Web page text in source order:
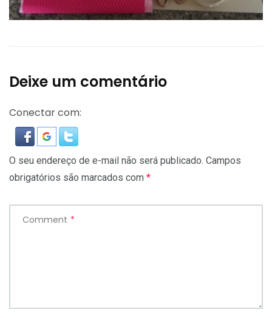
Deixe um comentário
Conectar com:
O seu endereço de e-mail não será publicado. Campos
obrigatórios são marcados com *
Comment *